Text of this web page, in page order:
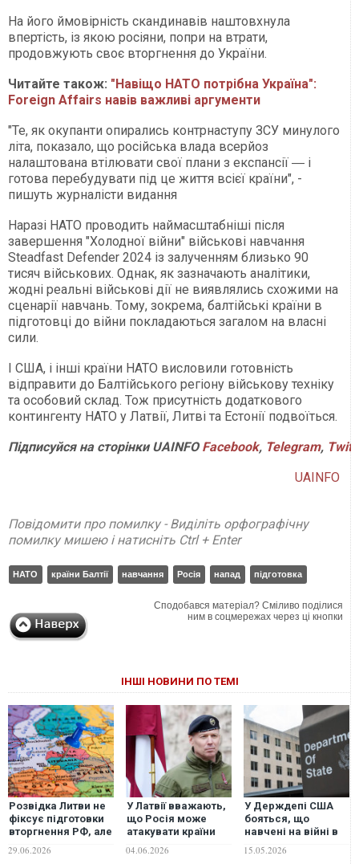
На його ймовірність скандинавів наштовхнула
впертість, із якою росіяни, попри на втрати,
продовжують своє вторгнення до України.
Читайте також: "Навіщо НАТО потрібна Україна":
Foreign Affairs навів важливі аргументи
"Те, як окупанти опирались контрнаступу ЗСУ минулого
літа, показало, що російська влада всерйоз
налаштована втілювати свої плани з експансії ― і
готова перебудувати під це життя всієї країни", -
пишуть журналісти видання
Наразі НАТО проводить наймасштабніші після
завершення "Холодної війни" військові навчання
Steadfast Defender 2024 із залученням близько 90
тисяч військових. Однак, як зазначають аналітики,
жодні реальні військові дії не виявлялись схожими на
сценарії навчань. Тому, зокрема, балтійські країни в
підготовці до війни покладаються загалом на власні
сили.
І США, і інші країни НАТО висловили готовність
відправити до Балтійського регіону військову техніку
та особовий склад. Тож присутність додаткового
контингенту НАТО у Латвії, Литві та Естонії подвоїться.
Підписуйся на сторінки UAINFO Facebook, Telegram,
UAINFO
Повідомити про помилку - Виділіть орфографічну
помилку мишею і натисніть Ctrl + Enter
НАТО країни Балтії навчання Росія напад підготовка
Сподобався матеріал? Сміливо поділися
ним в соцмережах через ці кнопки
ІНШІ НОВИНИ ПО ТЕМІ
Розвідка Литви не
фіксує підготовки
вторгнення РФ, але
іншу загрозу
29.06.2026
У Латвії вважають,
що Росія може
атакувати країни
04.06.2026
У Держдепі США
бояться, що
навчені на війні в
РФ можуть стати
15.05.2026